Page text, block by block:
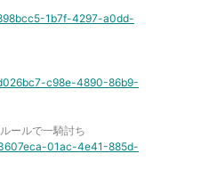
1b7f-4297-a0dd-
c98e-4890-86b9-
ールで一騎討ち
01ac-4e41-885d-